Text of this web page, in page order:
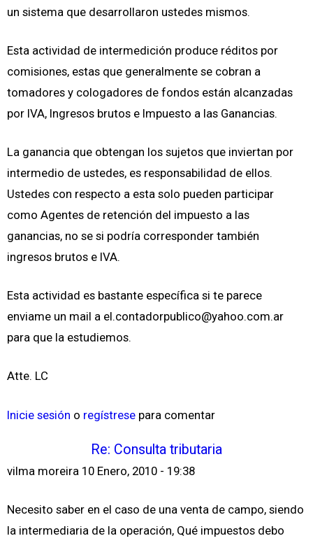
un sistema que desarrollaron ustedes mismos.
Esta actividad de intermedición produce réditos por
comisiones, estas que generalmente se cobran a
tomadores y cologadores de fondos están alcanzadas
por IVA, Ingresos brutos e Impuesto a las Ganancias.
La ganancia que obtengan los sujetos que inviertan por
intermedio de ustedes, es responsabilidad de ellos.
Ustedes con respecto a esta solo pueden participar
como Agentes de retención del impuesto a las
ganancias, no se si podría corresponder también
ingresos brutos e IVA.
Esta actividad es bastante específica si te parece
enviame un mail a el.contadorpublico@yahoo.com.ar
para que la estudiemos.
Atte. LC
Inicie sesión o regístrese para comentar
Re: Consulta tributaria
vilma moreira 10 Enero, 2010 - 19:38
Necesito saber en el caso de una venta de campo, siendo
la intermediaria de la operación, Qué impuestos debo